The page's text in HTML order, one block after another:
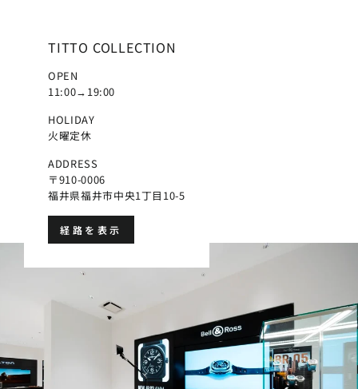
TITTO COLLECTION
OPEN
11:00→19:00
HOLIDAY
火曜定休
ADDRESS
〒910-0006
福井県福井市中央1丁目10-5
経路を表示